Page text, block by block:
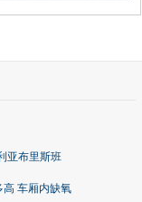
亚布里斯班
高 车厢内缺氧